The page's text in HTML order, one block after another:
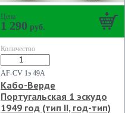
Цена
1 290 руб.
Количество
AF-CV 1э 49А
Кабо-Верде
Португальская 1 эскудо
1949 год (тип II, год-тип)